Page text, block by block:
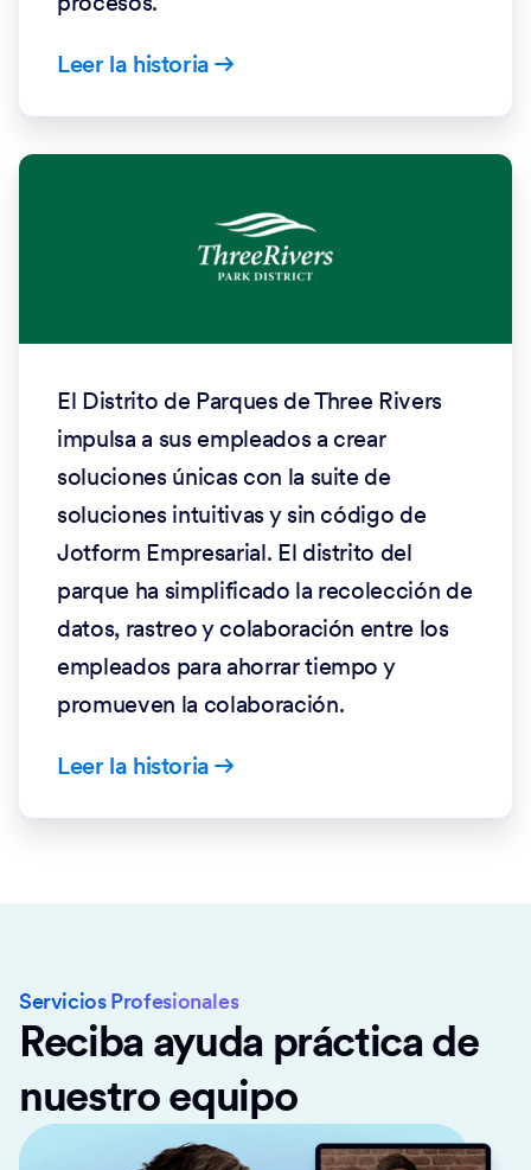
Leer la historia
El Distrito de Parques de Three Rivers
impulsa a sus empleados a crear
soluciones únicas con la suite de
soluciones intuitivas y sin código de
Jotform Empresarial. El distrito del
parque ha simplificado la recolección de
datos, rastreo y colaboración entre los
empleados para ahorrar tiempo y
promueven la colaboración.
Leer la historia
Servicios Profesionales
Reciba ayuda práctica de
nuestro equipo